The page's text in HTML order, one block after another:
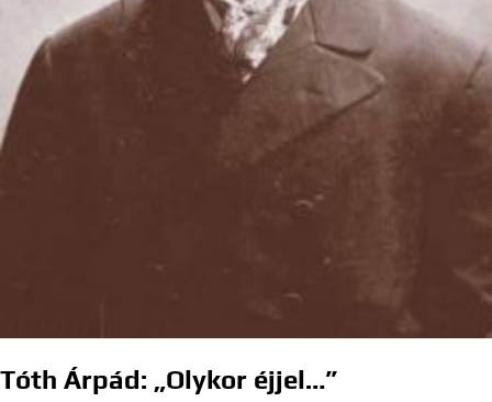
Tóth Árpád: „Olykor éjjel…”